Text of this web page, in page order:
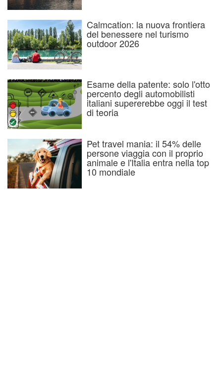
Calmcation: la nuova frontiera
del benessere nel turismo
outdoor 2026
Esame della patente: solo l'otto
percento degli automobilisti
italiani supererebbe oggi il test
di teoria
Pet travel mania: il 54% delle
persone viaggia con il proprio
animale e l'Italia entra nella top
10 mondiale